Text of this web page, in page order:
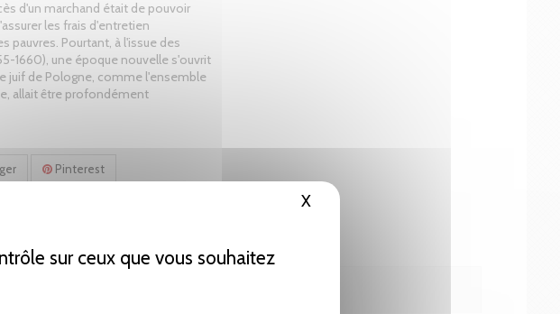
sur ceux que vous souhaitez
X Masquer le bandeau des cookies
d'un marchand était de pouvoir
les frais d'entretien
pauvres. Pourtant, à l'issue des
1660), une époque nouvelle s'ouvrit
juif de Pologne, comme l'ensemble
allait être profondément
Pinterest